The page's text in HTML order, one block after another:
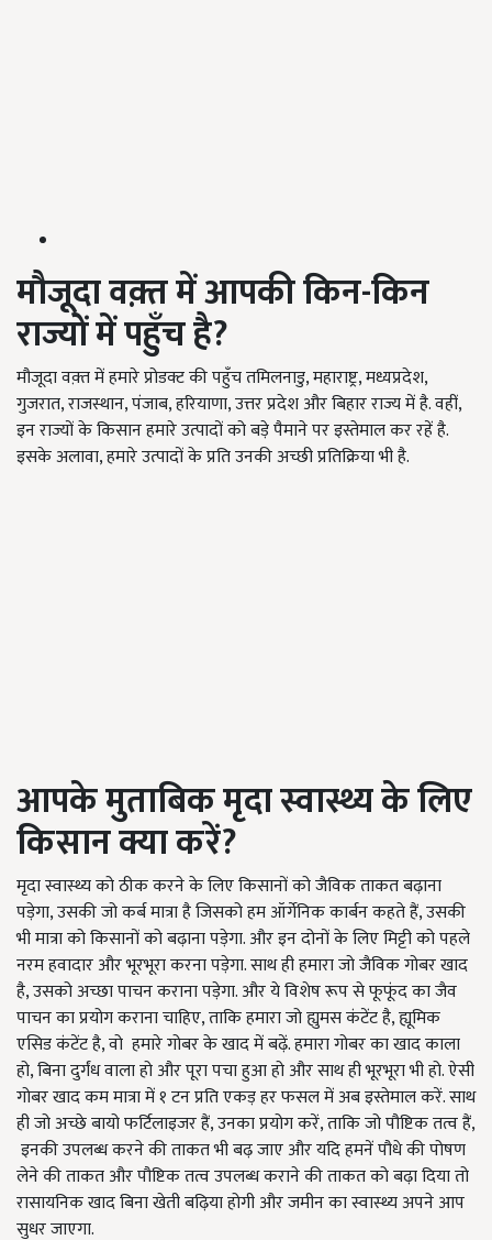
मौजूदावक़्तमेंआपकीकिन-किन
राज्योंमेंपहुँचहै?
मौजूदा वक़्त में हमारे प्रोडक्ट की पहुँच तमिलनाडु, महाराष्ट्र, मध्यप्रदेश,
गुजरात, राजस्थान, पंजाब, हरियाणा, उत्तर प्रदेश और बिहार राज्य में है. वहीं,
इन राज्यों के किसान हमारे उत्पादों को बड़े पैमाने पर इस्तेमाल कर रहें है.
इसके अलावा, हमारे उत्पादों के प्रति उनकी अच्छी प्रतिक्रिया भी है.
आपकेमुताबिकमृदास्वास्थ्यकेलिए
किसानक्याकरें?
मृदा स्वास्थ्य को ठीक करने के लिए किसानों को जैविक ताकत बढ़ाना
पड़ेगा, उसकी जो कर्ब मात्रा है जिसको हम ऑर्गेनिक कार्बन कहते हैं, उसकी
भी मात्रा को किसानों को बढ़ाना पड़ेगा. और इन दोनों के लिए मिट्टी को पहले
नरम हवादार और भूरभूरा करना पड़ेगा. साथ ही हमारा जो जैविक गोबर खाद
है, उसको अच्छा पाचन कराना पड़ेगा. और ये विशेष रूप से फूफूंद का जैव
पाचन का प्रयोग कराना चाहिए, ताकि हमारा जो ह्युमस कंटेंट है, ह्यूमिक
एसिड कंटेंट है, वो हमारे गोबर के खाद में बढ़ें. हमारा गोबर का खाद काला
हो, बिना दुर्गंध वाला हो और पूरा पचा हुआ हो और साथ ही भूरभूरा भी हो. ऐसी
गोबर खाद कम मात्रा में १ टन प्रति एकड़ हर फसल में अब इस्तेमाल करें. साथ
ही जो अच्छे बायो फर्टिलाइजर हैं, उनका प्रयोग करें, ताकि जो पौष्टिक तत्व हैं,
इनकी उपलब्ध करने की ताकत भी बढ़ जाए और यदि हमनें पौधे की पोषण
लेने की ताकत और पौष्टिक तत्व उपलब्ध कराने की ताकत को बढ़ा दिया तो
रासायनिक खाद बिना खेती बढ़िया होगी और जमीन का स्वास्थ्य अपने आप
सुधर जाएगा.